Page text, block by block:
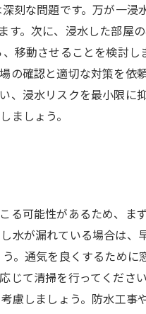
刻な問題です。万が一
。次に、浸水した部屋
移動させることを検討
確認と適切な対策を依
浸水リスクを最小限に
ましょう。
可能性があるため、ま
水が漏れている場合は
通気を良くするために
て清掃を行ってくださ
慮しましょう。防水工